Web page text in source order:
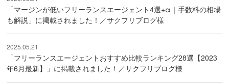
「マージンが低いフリーランスエージェント4選+α｜手数料の相場
も解説」に掲載されました！／サクフリブログ様
2025.05.21
「フリーランスエージェントおすすめ比較ランキング28選【2023
年6月最新】」に掲載されました！／サクフリブログ様